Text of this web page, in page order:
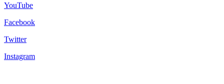
YouTube
Facebook
Twitter
Instagram